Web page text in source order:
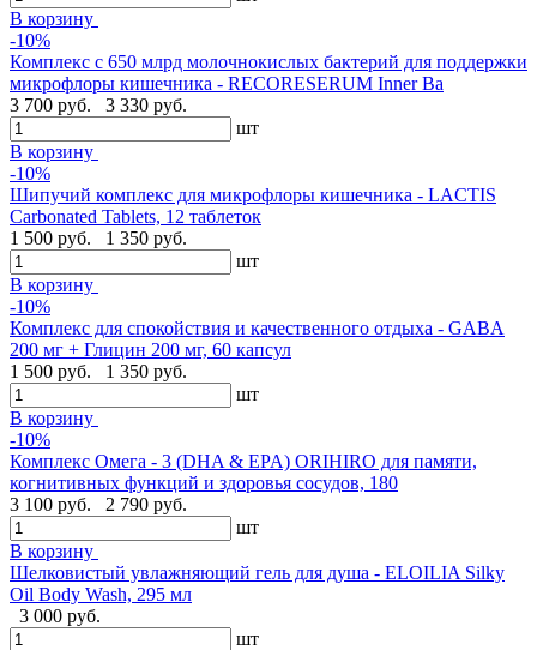
В корзину
-10%
Комплекс с 650 млрд молочнокислых бактерий для поддержки
микрофлоры кишечника - RECORESERUM Inner Ba
3 700 руб.
3 330 руб.
шт
В корзину
-10%
Шипучий комплекс для микрофлоры кишечника - LACTIS
Carbonated Tablets, 12 таблеток
1 500 руб.
1 350 руб.
шт
В корзину
-10%
Комплекс для спокойствия и качественного отдыха - GABA
200 мг + Глицин 200 мг, 60 капсул
1 500 руб.
1 350 руб.
шт
В корзину
-10%
Комплекс Омега - 3 (DHA & EPA) ORIHIRO для памяти,
когнитивных функций и здоровья сосудов, 180
3 100 руб.
2 790 руб.
шт
В корзину
Шелковистый увлажняющий гель для душа - ELOILIA Silky
Oil Body Wash, 295 мл
3 000 руб.
шт